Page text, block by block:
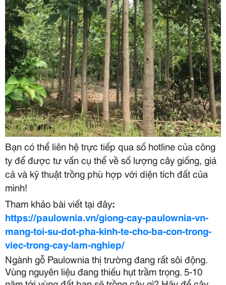
Bạn có thể liên hệ trực tiếp qua số hotline của công
ty để được tư vấn cụ thể về số lượng cây giống, giá
cả và kỹ thuật trồng phù hợp với diện tích đất của
mình!
Tham khảo bài viết tại đây:
https://paulownia.vn/giong-cay-paulownia-vn-
mang-toi-su-dot-pha-kinh-te-cho-ba-con-trong-
viec-trong-cay-lam-nghiep/
Ngànhgỗ Paulownia thị trường đang rất sôi động.
Vùng nguyên liệu đang thiếu hụt trầm trọng. 5-10